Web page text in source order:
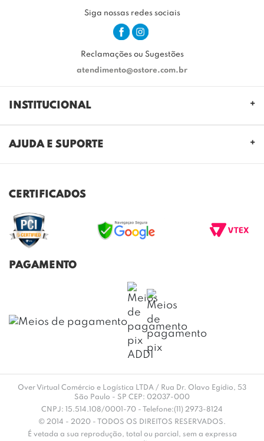
Siga nossas redes sociais
Reclamações ou Sugestões
atendimento@ostore.com.br
INSTITUCIONAL
BLOG
AJUDA E SUPORTE
TROCAS E DEVOLUÇÕES
ENVIO E ENTREGA
DÚVIDAS FREQUENTES
CERTIFICADOS
PAGAMENTO
Over Virtual Comércio e Logística LTDA / Rua Dr. Olavo Egídio, 53
São Paulo - SP CEP: 02037-000
CNPJ: 15.514.108/0001-70 - Telefone:(11) 2973-8124
© 2014 - 2020 - TODOS OS DIREITOS RESERVADOS.
É vetada a sua reprodução, total ou parcial, sem a expressa